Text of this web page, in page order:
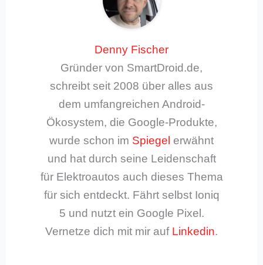
Denny Fischer
Gründer von SmartDroid.de,
schreibt seit 2008 über alles aus
dem umfangreichen Android-
Ökosystem, die Google-Produkte,
wurde schon im Spiegel erwähnt
und hat durch seine Leidenschaft
für Elektroautos auch dieses Thema
für sich entdeckt. Fährt selbst Ioniq
5 und nutzt ein Google Pixel.
Vernetze dich mit mir auf Linkedin.